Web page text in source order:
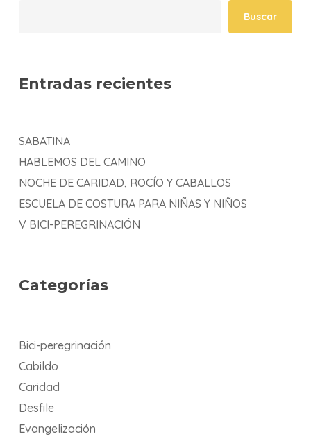
Buscar
Entradas recientes
SABATINA
HABLEMOS DEL CAMINO
NOCHE DE CARIDAD, ROCÍO Y CABALLOS
ESCUELA DE COSTURA PARA NIÑAS Y NIÑOS
V BICI-PEREGRINACIÓN
Categorías
Bici-peregrinación
Cabildo
Caridad
Desfile
Evangelización